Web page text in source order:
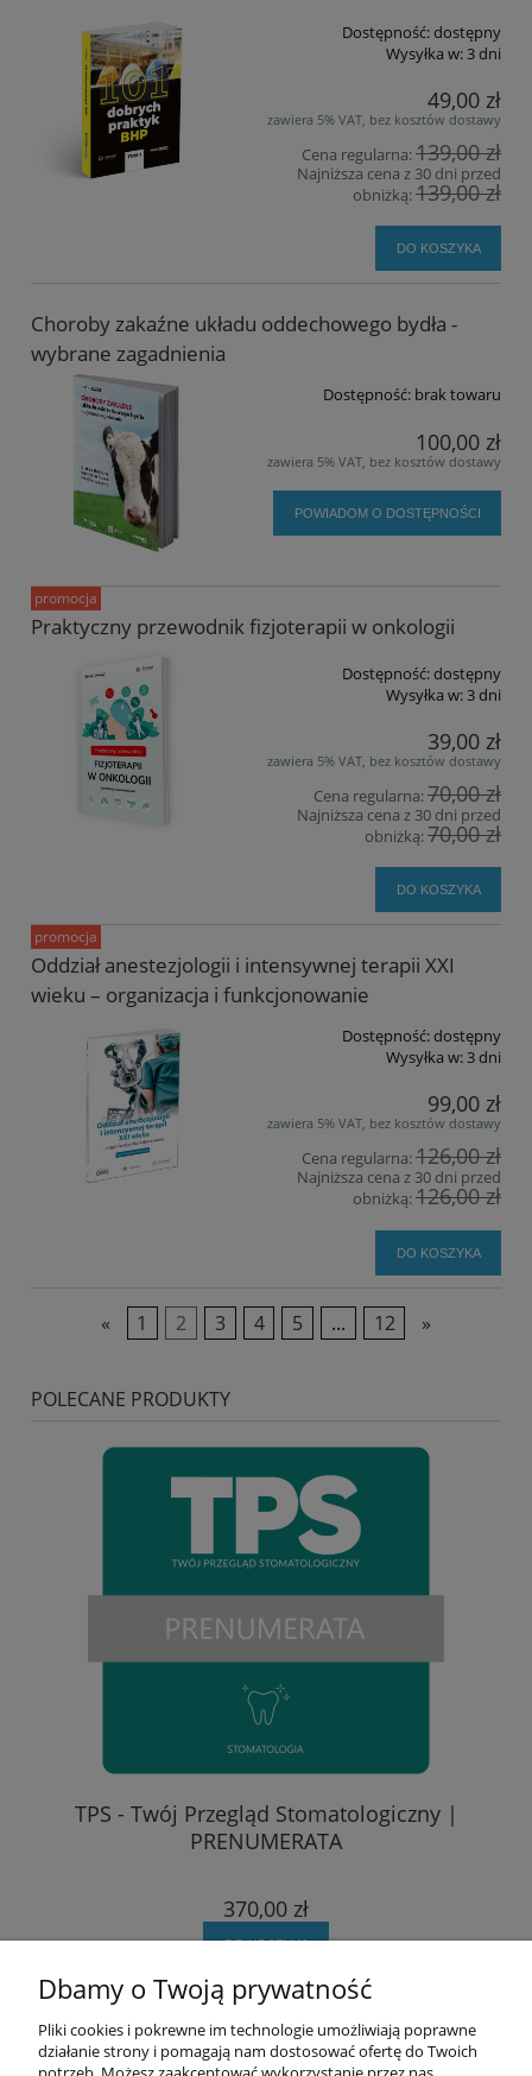
Dostępność:dostępny
Wysyłka w:3 dni
49,00 zł
zawiera 5% VAT, bez kosztów dostawy
Cena regularna:139,00 zł
Najniższa cena z 30 dni przed
obniżką:139,00 zł
DO KOSZYKA
Choroby zakaźne układu oddechowego bydła -
wybrane zagadnienia
Dostępność: brak towaru
100,00 zł
zawiera 5% VAT, bez kosztów dostawy
POWIADOM O DOSTĘPNOŚCI
Praktyczny przewodnik fizjoterapii w onkologii
Dostępność:dostępny
Wysyłka w: 3 dni
39,00 zł
zawiera 5% VAT, bez kosztów dostawy
Cena regularna:70,00 zł
Najniższa cena z 30 dni przed
obniżką:70,00 zł
DO KOSZYKA
promocja
Oddział anestezjologii i intensywnej terapii XXI
wieku – organizacja i funkcjonowanie
Dostępność:dostępny
Wysyłka w:3 dni
99,00 zł
zawiera 5% VAT, bez kosztów dostawy
Cena regularna:126,00 zł
Najniższa cena z 30 dni przed
obniżką:126,00 zł
DO KOSZYKA
promocja
« 1 2 3 4 5 ... 12 »
POLECANE PRODUKTY
TPS - Twój Przegląd Stomatologiczny |
PRENUMERATA
370,00 zł
DO KOSZYKA
Dbamy o Twoją prywatność
Pliki cookies i pokrewne im technologie umożliwiają poprawne
działanie strony i pomagają nam dostosować ofertę do Twoich